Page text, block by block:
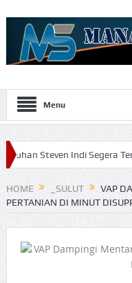
Menu
Indi Segera Terkuak
HOME _SULUT
VAP
PERTANIAN DI MINUT